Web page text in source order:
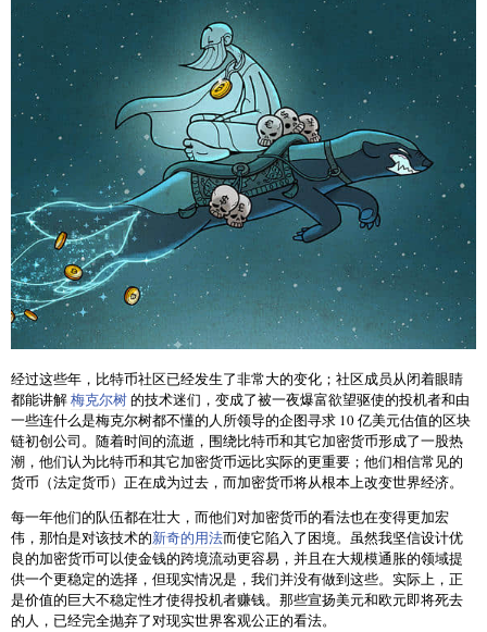
经过这些年，比特币社区已经发生了非常大的变化；社区成员从闭着眼睛
都能讲解梅克尔树的技术迷们，变成了被一夜爆富欲望驱使的投机者和由
一些连什么是梅克尔树都不懂的人所领导的企图寻求 10 亿美元估值的区块
链初创公司。随着时间的流逝，围绕比特币和其它加密货币形成了一股热
潮，他们认为比特币和其它加密货币远比实际的更重要；他们相信常见的
货币（法定货币）正在成为过去，而加密货币将从根本上改变世界经济。
每一年他们的队伍都在壮大，而他们对加密货币的看法也在变得更加宏
伟，那怕是对该技术的新奇的用法而使它陷入了困境。虽然我坚信设计优
良的加密货币可以使金钱的跨境流动更容易，并且在大规模通胀的领域提
供一个更稳定的选择，但现实情况是，我们并没有做到这些。实际上，正
是价值的巨大不稳定性才使得投机者赚钱。那些宣扬美元和欧元即将死去
的人，已经完全抛弃了对现实世界客观公正的看法。